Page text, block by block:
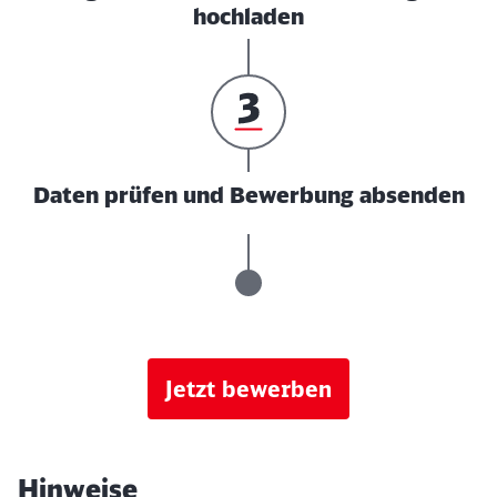
hochladen
Daten prüfen und Bewerbung absenden
Jetzt bewerben
Hinweise